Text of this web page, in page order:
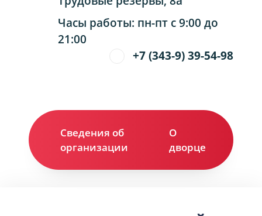
Часы работы: пн-пт с 9:00 до
21:00
+7 (343-9) 39-54-98
Сведения об
организации
О
дворце